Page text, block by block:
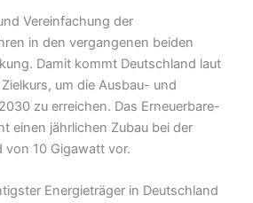
Vereinfachung der
in den vergangenen beiden
Damit kommt Deutschland laut
um die Ausbau- und
zu erreichen. Das Erneuerbare-
einen jährlichen Zubau bei der
von 10 Gigawatt vor.
Energieträger in Deutschland